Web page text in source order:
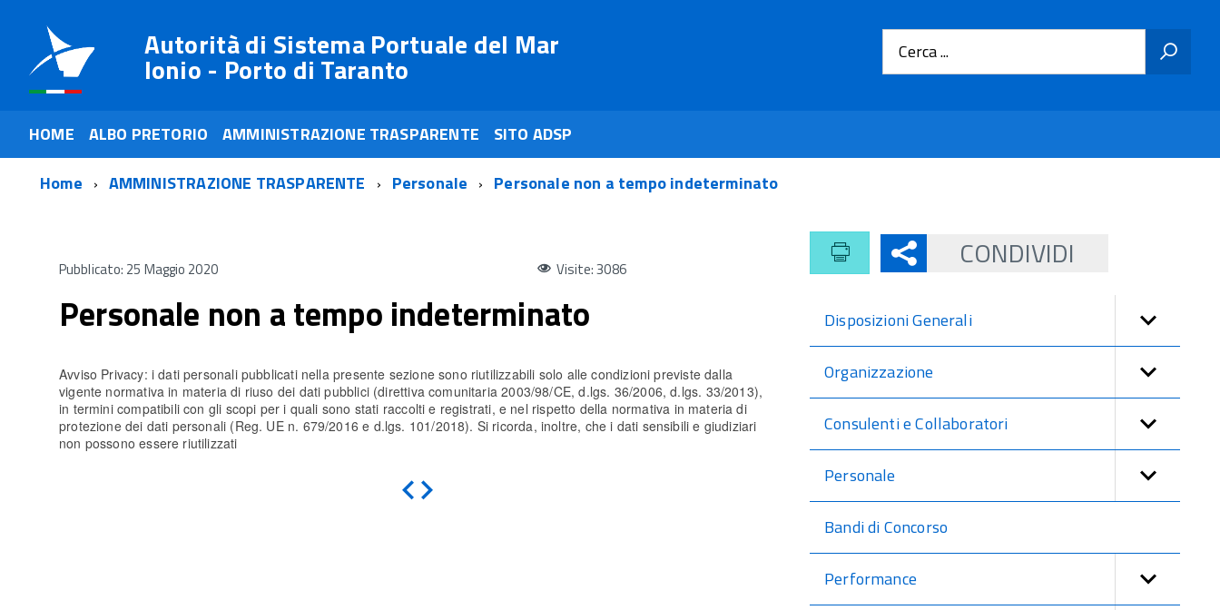
Autorità di Sistema Portuale del Mar
Ionio - Porto di Taranto Cerca ...
HOME ALBO PRETORIO AMMINISTRAZIONE TRASPARENTE
SITO ADSP
Home
AMMINISTRAZIONE TRASPARENTE Personale Personale non a tempo indeterminato
Pubblicato: 25 Maggio 2020 Visite: 3086
Personale non a tempo indeterminato
Avviso Privacy: i dati personali pubblicati nella presente sezione sono riutilizzabili solo alle condizioni previste dalla
vigente normativa in materia di riuso dei dati pubblici (direttiva comunitaria 2003/98/CE, d.lgs. 36/2006, d.lgs. 33/2013),
in termini compatibili con gli scopi per i quali sono stati raccolti e registrati, e nel rispetto della normativa in materia di
protezione dei dati personali (Reg. UE n. 679/2016 e d.lgs. 101/2018). Si ricorda, inoltre, che i dati sensibili e giudiziari
non possono essere riutilizzati
Indietro
CONDIVIDI
Disposizioni Generali
Organizzazione
Consulenti e Collaboratori
Personale
Bandi di Concorso
Performance